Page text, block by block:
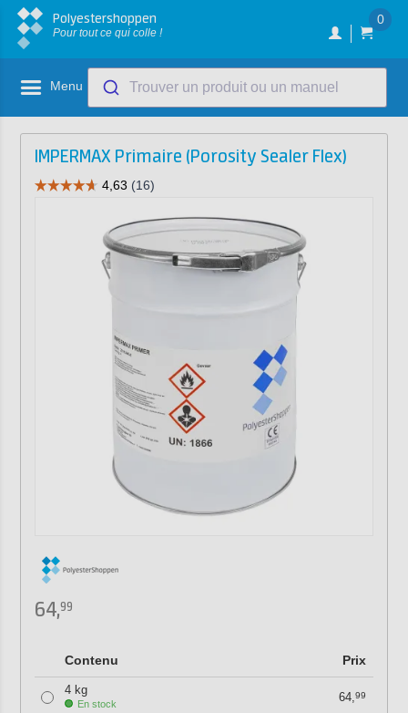
Polyestershoppen
Pour tout ce qui colle !
0
Menu Trouver un produit ou un manuel
IMPERMAX Primaire (Porosity Sealer Flex)
64,99
Contenu Prix
4 kg
En stock 64,99